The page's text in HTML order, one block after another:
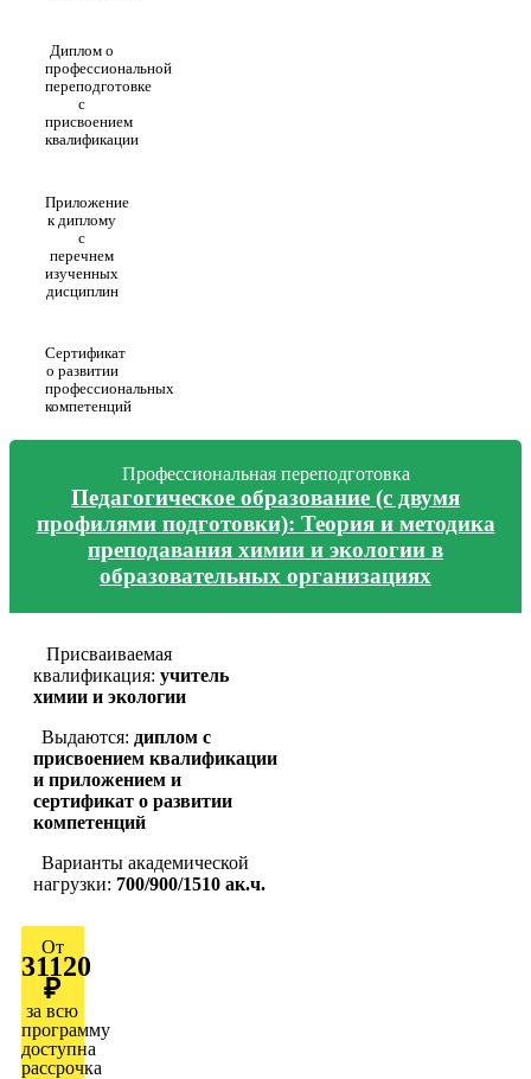
Диплом о
профессиональной
переподготовке
с
присвоением
квалификации
Приложение
к диплому
с
перечнем
изученных
дисциплин
Сертификат
о развитии
профессиональных
компетенций
Профессиональная переподготовка
Педагогическое образование (с двумя
профилями подготовки): Теория и методика
преподавания химии и экологии в
образовательных организациях
Присваиваемая
квалификация: учитель
химии и экологии
Выдаются: диплом с
присвоением квалификации
и приложением и
сертификат о развитии
компетенций
Варианты академической
нагрузки: 700/900/1510 ак.ч.
От
31120
₽
за всю
программу
доступна
рассрочка